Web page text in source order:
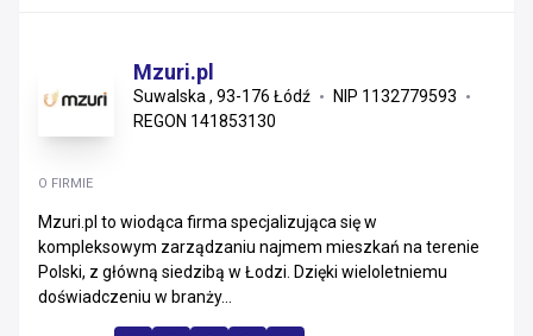
Mzuri.pl
Suwalska , 93-176 Łódź
NIP 1132779593
REGON 141853130
O FIRMIE
Mzuri.pl to wiodąca firma specjalizująca się w
kompleksowym zarządzaniu najmem mieszkań na terenie
Polski, z główną siedzibą w Łodzi. Dzięki wieloletniemu
doświadczeniu w branży...